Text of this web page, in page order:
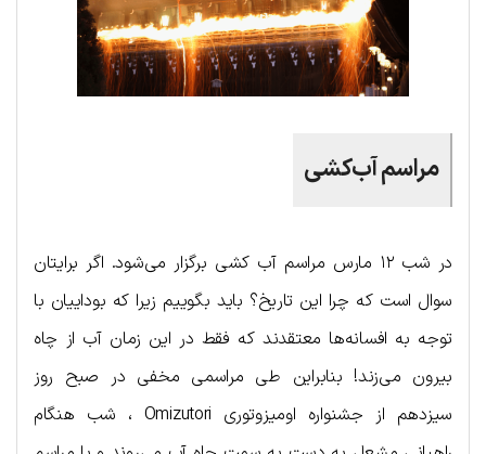
مراسم آب‌کشی
در شب ۱۲ مارس مراسم آب کشی برگزار می‌شود. اگر برایتان
سوال است که چرا این تاریخ؟ باید بگوییم زیرا که بوداییان با
توجه به افسانه‌ها معتقدند که فقط در این زمان آب از چاه
بیرون می‌زند! بنابراین طی مراسمی مخفی در صبح روز
سیزدهم از جشنواره اومیزوتوری Omizutori ، شب هنگام